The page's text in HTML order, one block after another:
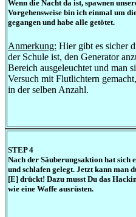
Wenn die Nacht da ist, spawnen
Vorgehensweise bin ich einmal um
gegangen und habe alle getötet.
Anmerkung: Hier gibt es sicher
der Schule ist, den Generator
Bereich ausgeleuchtet und man
Versuch mit Flutlichtern
in der selben Anzahl.
STEP 4
Nach der Säuberungsaktion hat sich
und schlafen gelegt. Jetzt kann man
[E] drückt! Dazu musst Du das
wie eine Waffe ausrüsten.